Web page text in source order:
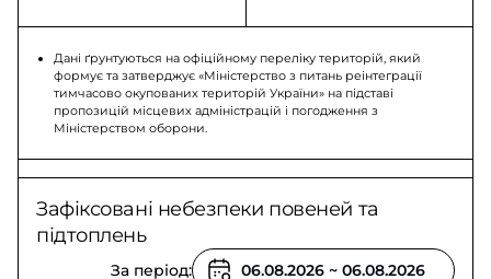
Дані ґрунтуються на офіційному переліку територій, який
формує та затверджує «Міністерство з питань реінтеграції
тимчасово окупованих територій України» на підставі
пропозицій місцевих адміністрацій і погодження з
Міністерством оборони.
Зафіксовані небезпеки повеней та
підтоплень
За період: